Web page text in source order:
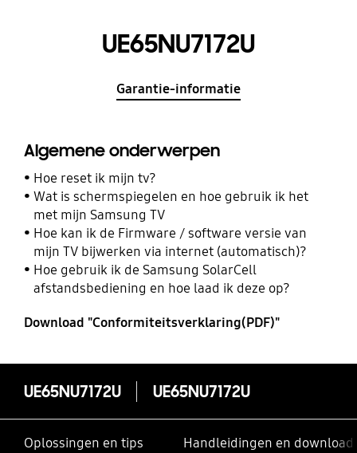
UE65NU7172U
Garantie-informatie
Algemene onderwerpen
Hoe reset ik mijn tv?
Wat is schermspiegelen en hoe gebruik ik het
met mijn Samsung TV
Hoe kan ik de Firmware / software versie van
mijn TV bijwerken via internet (automatisch)?
Hoe gebruik ik de Samsung SolarCell
afstandsbediening en hoe laad ik deze op?
Download "Conformiteitsverklaring(PDF)"
UE65NU7172U UE65NU7172U
Oplossingen en tips Handleidingen en